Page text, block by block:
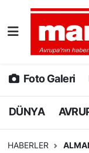
Foto Galeri
DÜNYA
HABERLER
DÜNYA
AVRUPA
ALMANYA
Nöbetçi
Hava
Namaz